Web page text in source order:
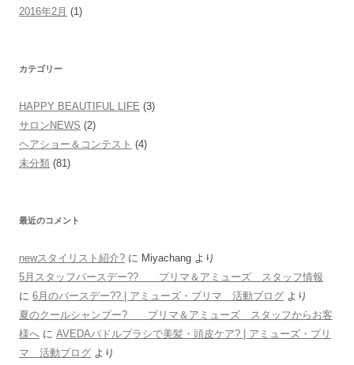
2016年2月 (1)
カテゴリー
HAPPY BEAUTIFUL LIFE (3)
サロンNEWS (2)
ヘアショー＆コンテスト (4)
未分類 (81)
最近のコメント
newスタイリスト紹介? に Miyachang より
5月スタッフバースデー?? プリマ＆アミューズ スタッフ情報
に 6月のバースデー?? | アミューズ・プリマ 活動ブログ より
夏のクールシャンプー? プリマ＆アミューズ スタッフからお客
様へ に AVEDAパドルブラシで美髪・頭皮ケア? | アミューズ・プリ
マ 活動ブログ より